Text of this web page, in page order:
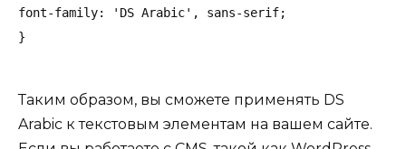
font-family: 'DS Arabic', sans-serif;
Таким образом, вы сможете применять DS
Arabic к текстовым элементам на вашем сайте.